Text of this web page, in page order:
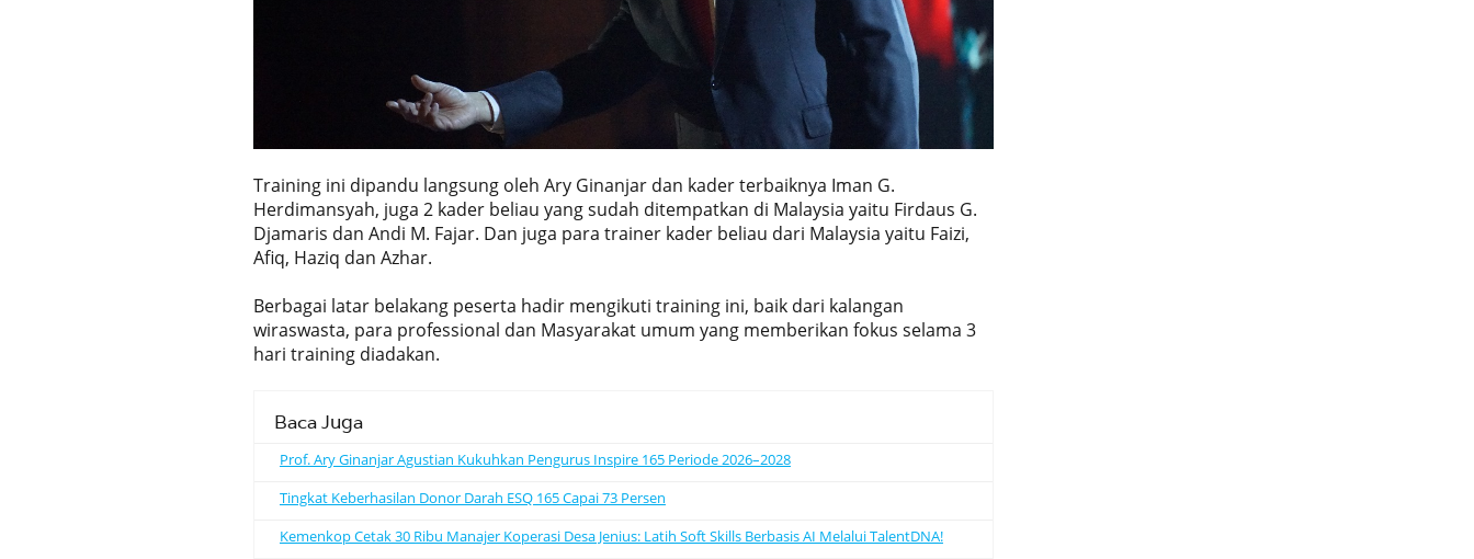
Training ini dipandu langsung oleh Ary Ginanjar dan kader terbaiknya Iman G.
Herdimansyah, juga 2 kader beliau yang sudah ditempatkan di Malaysia yaitu Firdaus G.
Djamaris dan Andi M. Fajar. Dan juga para trainer kader beliau dari Malaysia yaitu Faizi,
Afiq, Haziq dan Azhar.
Berbagai latar belakang peserta hadir mengikuti training ini, baik dari kalangan
wiraswasta, para professional dan Masyarakat umum yang memberikan fokus selama 3
hari training diadakan.
Baca Juga
Prof. Ary Ginanjar Agustian Kukuhkan Pengurus Inspire 165 Periode 2026–2028
Tingkat Keberhasilan Donor Darah ESQ 165 Capai 73 Persen
Kemenkop Cetak 30 Ribu Manajer Koperasi Desa Jenius: Latih Soft Skills Berbasis AI Melalui TalentDNA!